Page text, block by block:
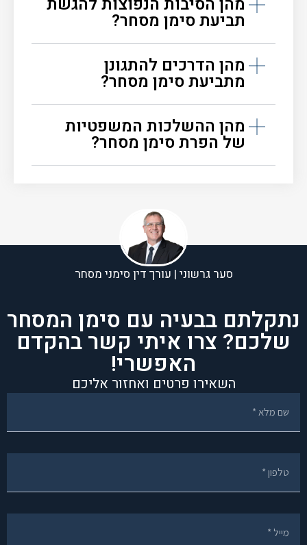
תביעת סימן מסחר?
מהן הדרכים להתגונן
מתביעת סימן מסחר?
מהן ההשלכות המשפטיות
של הפרת סימן מסחר?
סער גרשוני | עורך דין סימני מסחר
נתקלתם בבעיה עם סימן המסחר
שלכם? צרו איתי קשר בהקדם
האפשרי!
השאירו פרטים ואחזור אליכם